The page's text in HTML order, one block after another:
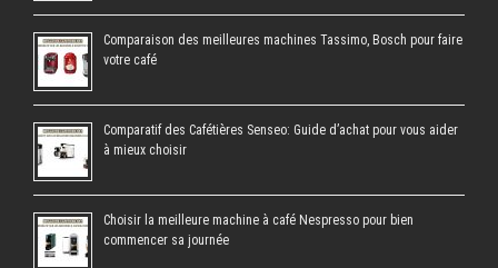
Comparaison des meilleures machines Tassimo, Bosch pour faire
votre café
Comparatif des Cafétières Senseo: Guide d’achat pour vous aider
à mieux choisir
Choisir la meilleure machine à café Nespresso pour bien
commencer sa journée